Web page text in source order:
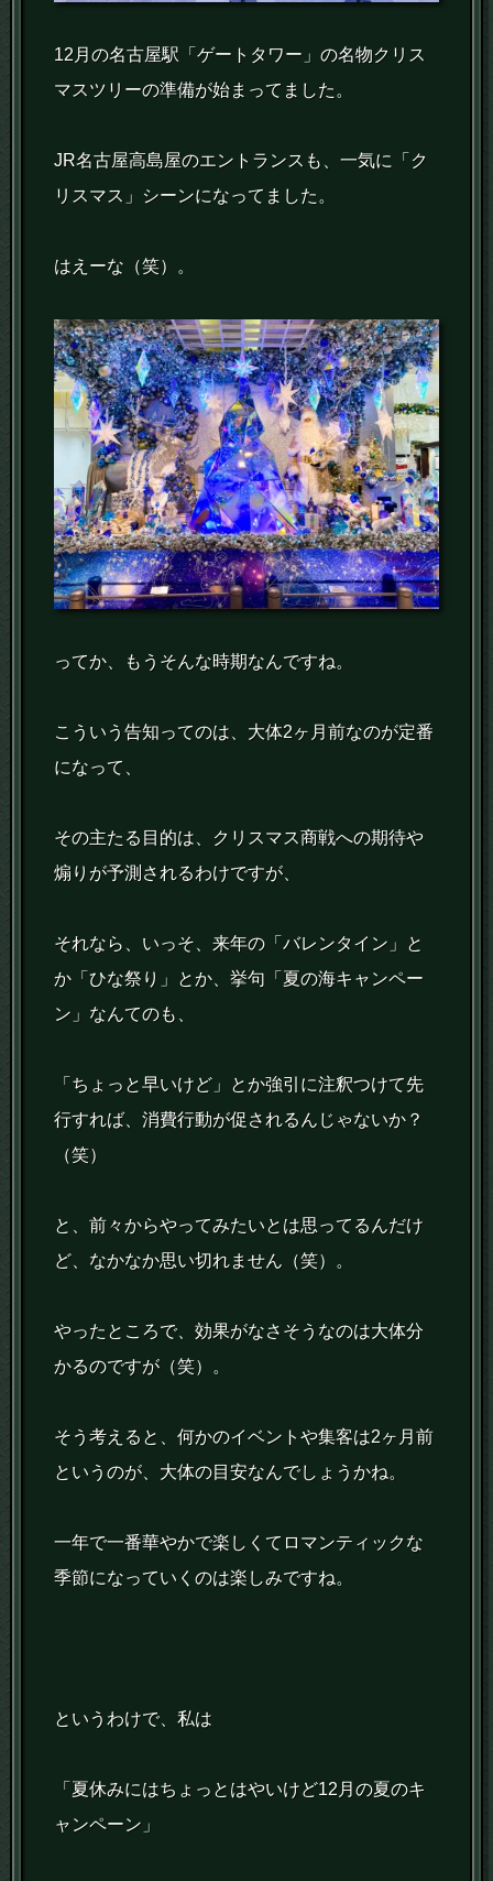
12月の名古屋駅「ゲートタワー」の名物クリス
マスツリーの準備が始まってました。
JR名古屋高島屋のエントランスも、一気に「ク
リスマス」シーンになってました。
はえーな（笑）。
ってか、もうそんな時期なんですね。
こういう告知ってのは、大体2ヶ月前なのが定番
になって、
その主たる目的は、クリスマス商戦への期待や
煽りが予測されるわけですが、
それなら、いっそ、来年の「バレンタイン」と
か「ひな祭り」とか、挙句「夏の海キャンペー
ン」なんてのも、
「ちょっと早いけど」とか強引に注釈つけて先
行すれば、消費行動が促されるんじゃないか？
（笑）
と、前々からやってみたいとは思ってるんだけ
ど、なかなか思い切れません（笑）。
やったところで、効果がなさそうなのは大体分
かるのですが（笑）。
そう考えると、何かのイベントや集客は2ヶ月前
というのが、大体の目安なんでしょうかね。
一年で一番華やかで楽しくてロマンティックな
季節になっていくのは楽しみですね。
というわけで、私は
「夏休みにはちょっとはやいけど12月の夏のキ
ャンペーン」